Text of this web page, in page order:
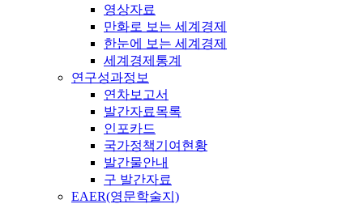
영상자료
만화로 보는 세계경제
한눈에 보는 세계경제
세계경제통계
연구성과정보
연차보고서
발간자료목록
인포카드
국가정책기여현황
발간물안내
구 발간자료
EAER(영문학술지)